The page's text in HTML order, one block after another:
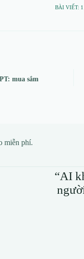
BÀI VIẾT:
mua sắm
miễn phí.
“AI